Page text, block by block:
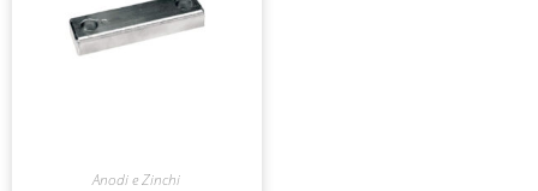
Anodi e Zinchi